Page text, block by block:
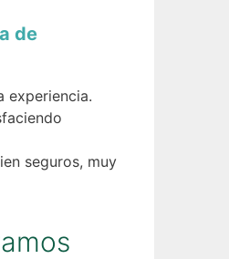
de
experiencia.
seguros, muy